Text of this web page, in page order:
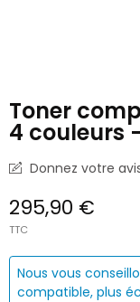
Toner
4 couleurs
Donnez votre
295,90 €
TTC
Nous vous
compatible, plus